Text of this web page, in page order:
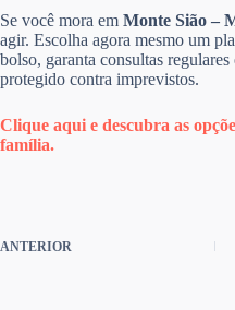
Se você mora em Monte Sião –
agir. Escolha agora mesmo um
bolso, garanta consultas
protegido contra imprevistos.
Clique aqui e descubra as
família.
ANTERIOR